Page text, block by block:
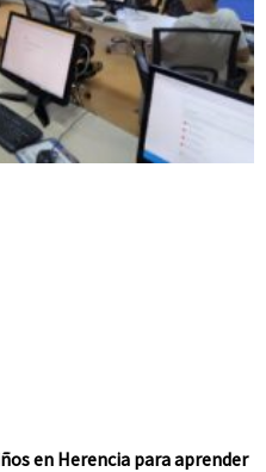
en Herencia para aprender